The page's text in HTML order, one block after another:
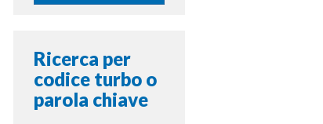
Ricerca per
codice turbo o
parola chiave